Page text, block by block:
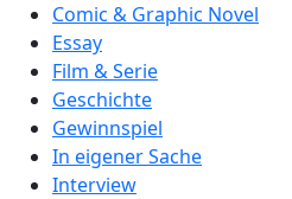
Comic & Graphic Novel
Essay
Film & Serie
Geschichte
Gewinnspiel
In eigener Sache
Interview